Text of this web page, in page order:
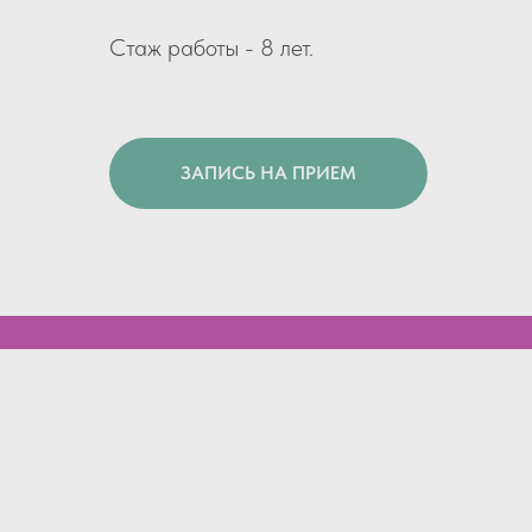
Стаж работы - 8 лет.
ЗАПИСЬ НА ПРИЕМ